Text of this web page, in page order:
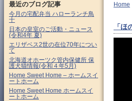
Home
「
最近のブログ記事
今月の宅配弁当 ハローランチ鳥
十
日本の皇室のご活動・ニュース
(令和4年 夏)
エリザベス2世の在位70年につい
て
北海道オホーツク管内保健所 保
護犬猫情報(令和４年5月)
Home Sweet Home – ホームスイ
ートホーム
Home Sweet Home ホームスイ
ートホーム